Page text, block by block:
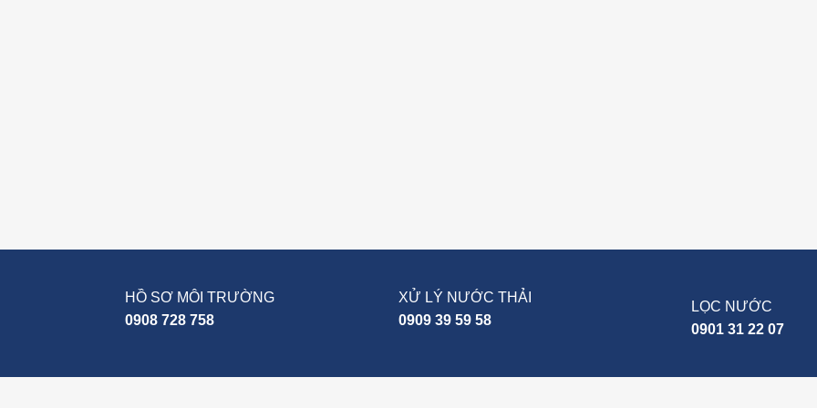
HỒ SƠ MÔI TRƯỜNG
0908 728 758
XỬ LÝ NƯỚC THẢI
0909 39 59 58
LỌC NƯỚC
0901 31 22 07